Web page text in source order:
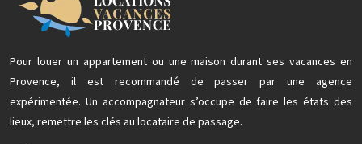
Pour louer un appartement ou une maison durant ses vacances en
Provence, il est recommandé de passer par une agence
expérimentée. Un accompagnateur s’occupe de faire les états des
lieux, remettre les clés au locataire de passage.